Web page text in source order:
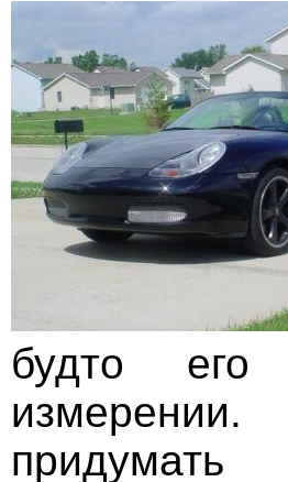
будто